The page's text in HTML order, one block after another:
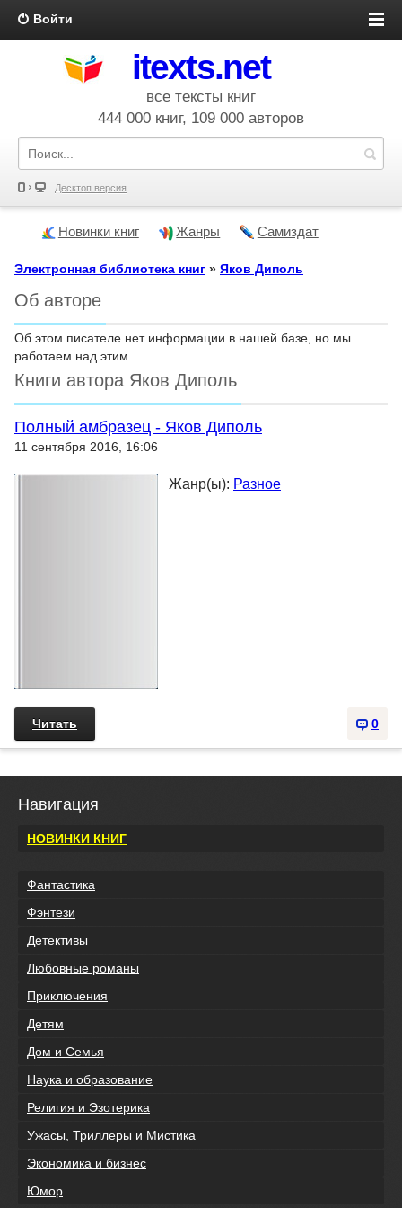
Войти
itexts.net
все тексты книг
444 000 книг, 109 000 авторов
Десктоп версия
Новинки книг Жанры Самиздат
Электронная библиотека книг » Яков Диполь
Об авторе
Об этом писателе нет информации в нашей базе, но мы
работаем над этим.
Книги автора Яков Диполь
Полный амбразец - Яков Диполь
11 сентября 2016, 16:06
Жанр(ы): Разное
0
Читать
Навигация
НОВИНКИ КНИГ
Фантастика
Фэнтези
Детективы
Любовные романы
Приключения
Детям
Дом и Семья
Наука и образование
Религия и Эзотерика
Ужасы, Триллеры и Мистика
Экономика и бизнес
Юмор